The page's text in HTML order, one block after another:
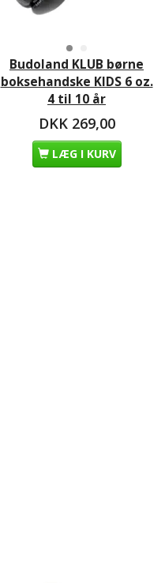
Budoland KLUB børne
boksehandske KIDS 6 oz.
4 til 10 år
DKK 269,00
LÆG I KURV